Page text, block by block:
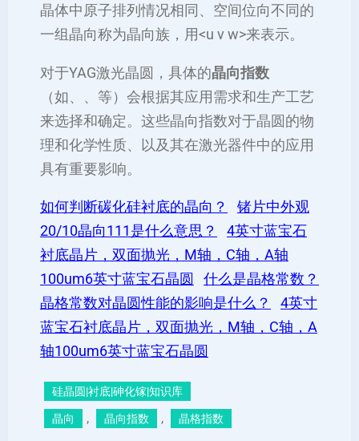
晶体中原子排列情况相同、空间位向不同的
一组晶向称为晶向族，用<u v w>来表示。
对于YAG激光晶圆，具体的晶向指数
（如、、等）会根据其应用需求和生产工艺
来选择和确定。这些晶向指数对于晶圆的物
理和化学性质、以及其在激光器件中的应用
具有重要影响。
如何判断碳化硅衬底的晶向？
锗片中外观
20/10晶向111是什么意思？
4英寸蓝宝石
衬底晶片，双面抛光，M轴，C轴，A轴
100um6英寸蓝宝石晶圆
什么是晶格常数？
晶格常数对晶圆性能的影响是什么？
4英寸
蓝宝石衬底晶片，双面抛光，M轴，C轴，A
轴100um6英寸蓝宝石晶圆
硅晶圆|衬底|砷化镓|知识库
晶向 , 晶向指数 , 晶格指数